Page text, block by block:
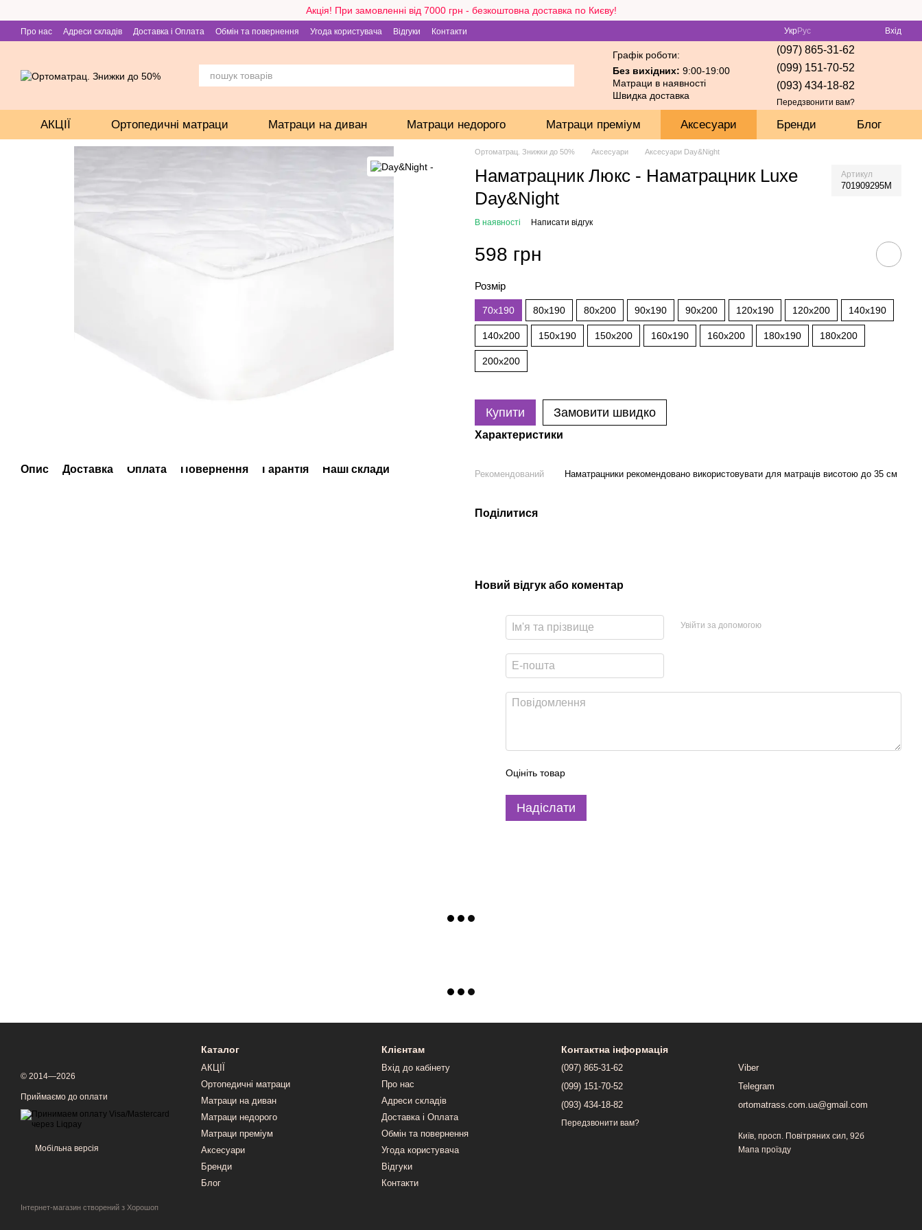
Акція! При замовленні від 7000 грн - безкоштовна доставка по Києву!
Про нас Адреси складів Доставка і Оплата Обмін та повернення Угода користувача Відгуки Контакти УкрРус Вхід
Графік роботи:
Без вихідних: 9:00-19:00
Матраци в наявності
Швидка доставка
(097) 865-31-62
(099) 151-70-52
(093) 434-18-82
Передзвонити вам?
АКЦІЇ Ортопедичні матраци Матраци на диван Матраци недорого Матраци преміум Аксесуари Бренди Блог
Опис Доставка Оплата Повернення Гарантія Наші склади
Ортоматрац. Знижки до 50% Аксесуари Аксесуари Day&Night
Наматрацник Люкс - Наматрацник Luxe
Day&Night
Артикул
701909295M
В наявності Написати відгук
598 грн
Розмір
70х190 80х190 80х200 90х190 90х200 120х190 120х200 140х190
140х200 150х190 150х200 160х190 160х200 180х190 180х200
200х200
Купити Замовити швидко
Характеристики
Рекомендований Наматрацники рекомендовано використовувати для матраців висотою до 35 см
Поділитися
Новий відгук або коментар
Увійти за допомогою
Оцініть товар
Надіслати
© 2014—2026
Приймаємо до оплати
Мобільна версія
Інтернет-магазин створений з Хорошоп
Каталог
АКЦІЇ
Ортопедичні матраци
Матраци на диван
Матраци недорого
Матраци преміум
Аксесуари
Бренди
Блог
Клієнтам
Вхід до кабінету
Про нас
Адреси складів
Доставка і Оплата
Обмін та повернення
Угода користувача
Відгуки
Контакти
Контактна інформація
(097) 865-31-62
(099) 151-70-52
(093) 434-18-82
Передзвонити вам?
Viber
Telegram
ortomatrass.com.ua@gmail.com
Київ, просп. Повітряних сил, 92б
Мапа проїзду